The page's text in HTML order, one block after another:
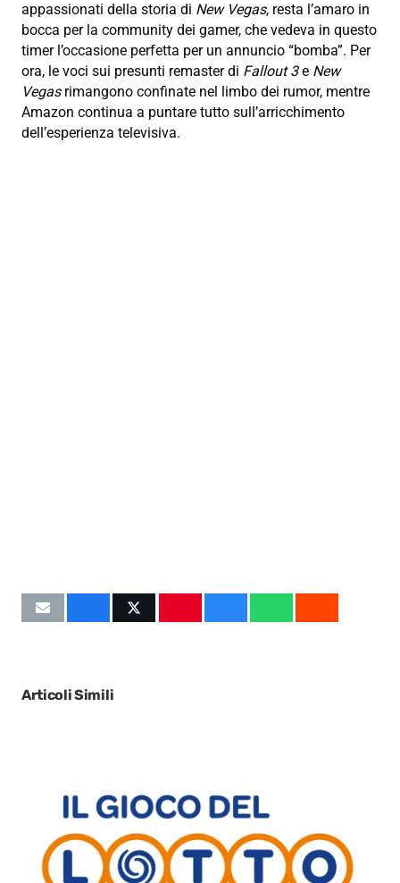
appassionati della storia di New Vegas, resta l’amaro in
bocca per la community dei gamer, che vedeva in questo
timer l’occasione perfetta per un annuncio “bomba”. Per
ora, le voci sui presunti remaster di Fallout 3e New
Vegasrimangono confinate nel limbo dei rumor, mentre
Amazon continua a puntare tutto sull’arricchimento
dell’esperienza televisiva.
Articoli Simili